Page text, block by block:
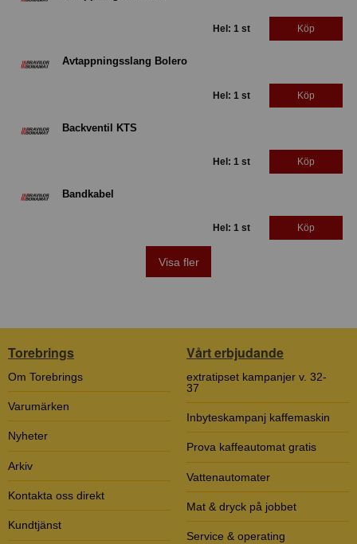
Hel: 1 st Köp
Avtappningsslang Bolero
Hel: 1 st Köp
Backventil KTS
Hel: 1 st Köp
Bandkabel
Hel: 1 st Köp
Visa fler
Torebrings
Om Torebrings
Varumärken
Nyheter
Arkiv
Kontakta oss direkt
Kundtjänst
Vårt erbjudande
extratipset kampanjer v. 32-
37
Inbyteskampanj kaffemaskin
Prova kaffeautomat gratis
Vattenautomater
Mat & dryck på jobbet
Service & operating